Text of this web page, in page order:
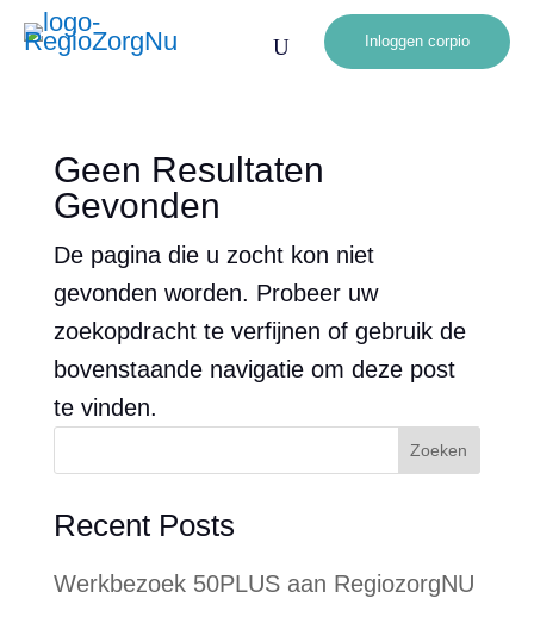
U Inloggen corpio
Geen Resultaten
Gevonden
De pagina die u zocht kon niet
gevonden worden. Probeer uw
zoekopdracht te verfijnen of gebruik de
bovenstaande navigatie om deze post
te vinden.
Zoeken
Recent Posts
Werkbezoek 50PLUS aan RegiozorgNU